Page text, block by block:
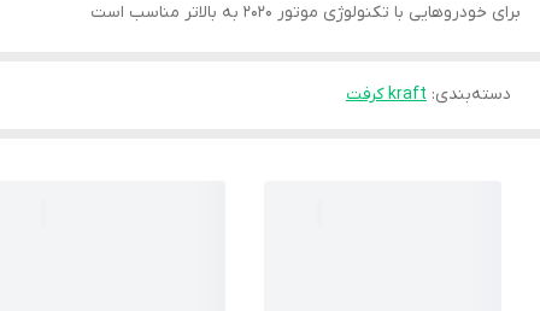
برای خودروهایی با تکنولوژی موتور 2020 به بالاتر مناسب است
دسته‌بندی: kraft کرفت